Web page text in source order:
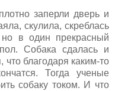
заперли дверь и
скулила, скреблась
но в один прекрасный
Собака сдалась и
что благодаря каким-то
Тогда ученые
собаку током. И что